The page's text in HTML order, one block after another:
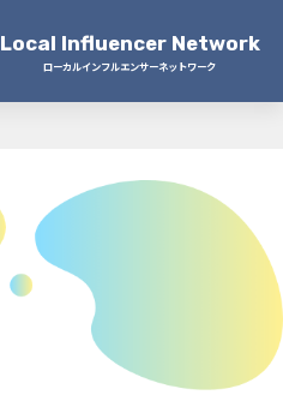
Local Influencer Network
ローカルインフルエンサーネットワーク